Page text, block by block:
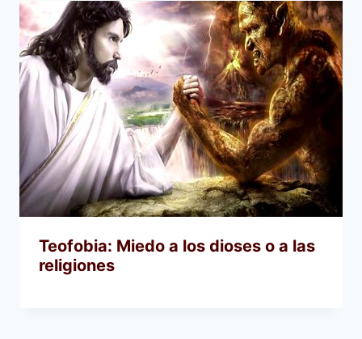
Teofobia: Miedo a los dioses o a las
religiones